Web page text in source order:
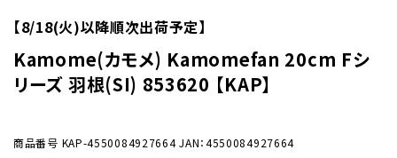
【8/18(火)以降順次出荷予定】
Kamome(カモメ) Kamomefan 20cm Fシ
リーズ 羽根(SI) 853620 【KAP】
商品番号 KAP-4550084927664 JAN：4550084927664